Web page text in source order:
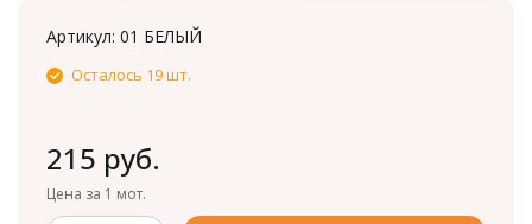
Артикул: 01 БЕЛЫЙ
Осталось 19 шт.
215 руб.
Цена за 1 мот.